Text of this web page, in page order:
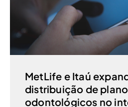
MetLife e Itaú
distribuição de
odontológicos no